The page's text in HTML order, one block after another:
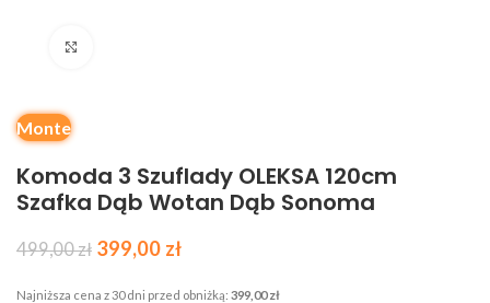
Monte
Komoda 3 Szuflady OLEKSA 120cm
Szafka Dąb Wotan Dąb Sonoma
499,00zł 399,00 zł
Najniższa cena z 30 dni przed obniżką: 399,00zł